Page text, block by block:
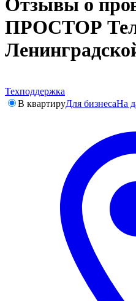
Отзывы о
ПРОСТОР
Техподдержка
В квартируДля бизнесаНа